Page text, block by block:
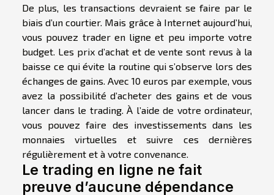
De plus, les transactions devraient se faire par le
biais d’un courtier. Mais grâce à Internet aujourd’hui,
vous pouvez trader en ligne et peu importe votre
budget. Les prix d’achat et de vente sont revus à la
baisse ce qui évite la routine qui s’observe lors des
échanges de gains. Avec 10 euros par exemple, vous
avez la possibilité d’acheter des gains et de vous
lancer dans le trading. À l’aide de votre ordinateur,
vous pouvez faire des investissements dans les
monnaies virtuelles et suivre ces dernières
régulièrement et à votre convenance.
Le trading en ligne ne fait
preuve d’aucune dépendance